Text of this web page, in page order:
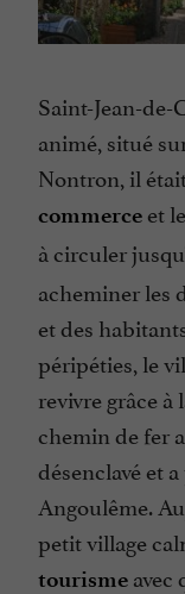
Saint-Jean-
animé, situé
Nontron, il
commerce et
à circuler
acheminer les
et des
péripéties, le
revivre grâce
chemin de fer
désenclavé et
Angoulême.
petit village
tourisme avec